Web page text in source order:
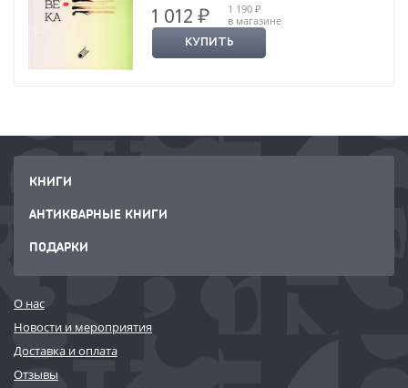
1 012 ₽
1 190 ₽
в магазине
КУПИТЬ
КНИГИ
АНТИКВАРНЫЕ КНИГИ
ПОДАРКИ
О нас
Новости и мероприятия
Доставка и оплата
Отзывы